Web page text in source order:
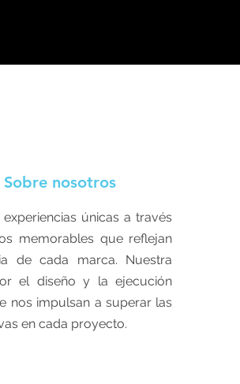
Sobre nosotros
únicas a través
memorables que reflejan
de cada marca. Nuestra
el diseño y la ejecución
nos impulsan a superar las
en cada proyecto.